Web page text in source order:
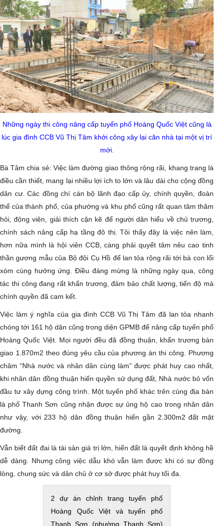
Những ngày thi công nâng cấp tuyến phố Hoàng Quốc Việt cũng là
lúc gia đình CCB Vũ Thị Tâm khởi công xây lại căn nhà tại một vị trí
mới.
Bà Tâm chia sẻ: Việc làm đường giao thông rộng rãi, khang trang là
điều cần thiết, mang lại nhiều lợi ích to lớn và lâu dài cho cộng đồng
dân cư. Các đồng chí cán bộ lãnh đạo cấp ủy, chính quyền, đoàn
thể của thành phố, của phường và khu phố cũng rất quan tâm thăm
hỏi, động viên, giải thích cặn kẽ để người dân hiểu về chủ trương,
chính sách nâng cấp hạ tầng đô thị. Tôi thấy đây là việc nên làm,
hơn nữa mình là hội viên CCB, càng phải quyết tâm nêu cao tinh
thần gương mẫu của Bộ đội Cụ Hồ để lan tỏa rộng rãi tới bà con lối
xóm cùng hưởng ứng. Điều đáng mừng là những ngày qua, công
tác thi công đang rất khẩn trương, đảm bảo chất lượng, tiến độ mà
chính quyền đã cam kết.
Việc làm ý nghĩa của gia đình CCB Vũ Thị Tâm đã lan tỏa nhanh
chóng tới 161 hộ dân cũng trong diện GPMB để nâng cấp tuyến phố
Hoàng Quốc Việt. Mọi người đều đã đồng thuận, khẩn trương bàn
giao 1.870m2 theo đúng yêu cầu của phương án thi công. Phương
châm “Nhà nước và nhân dân cùng làm” được phát huy cao nhất,
khi nhân dân đồng thuận hiến quyền sử dụng đất, Nhà nước bỏ vốn
đầu tư xây dựng công trình. Một tuyến phố khác trên cùng địa bàn
là phố Thanh Sơn cũng nhận được sự ủng hộ cao trong nhân dân
như vậy, với 233 hộ dân đồng thuận hiến gần 2.300m2 đất mặt
đường.
Vẫn biết đất đai là tài sản giá trị lớn, hiến đất là quyết định không hề
dễ dàng. Nhưng công việc dẫu khó vẫn làm được khi có sự đồng
lòng, chung sức và dân chủ ở cơ sở được phát huy tối đa.
2 dự án chỉnh trang tuyến phố
Hoàng Quốc Việt và tuyến phố
Thanh Sơn (phường Thanh Sơn)